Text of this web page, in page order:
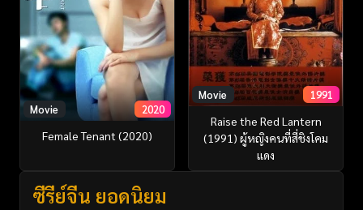
Movie 2020
Female Tenant (2020)
Movie 1991
Raise the Red Lantern
(1991) ผู้หญิงคนที่สี่ชิงโคม
แดง
ซีรี่ย์จีน ยอดนิยม